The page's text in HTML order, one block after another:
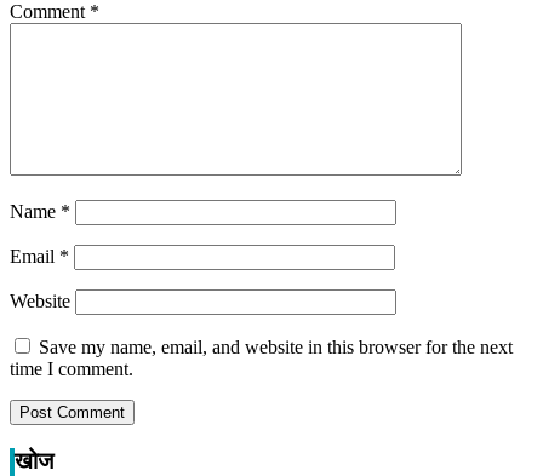
Comment *
Name *
Email *
Website
Save my name, email, and website in this browser for the next
time I comment.
खोज